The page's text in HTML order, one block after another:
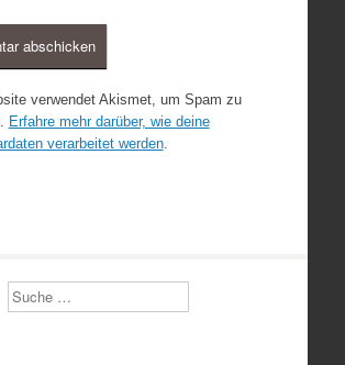
verwendet Akismet, um Spam zu
Erfahre mehr darüber, wie deine
verarbeitet werden.
Suchen